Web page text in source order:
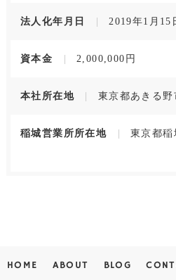
法人化年月日 2019年1月15
資本金 2,000,000円
本社所在地 東京都あきる
稲城営業所所在地 東京都稲
HOME ABOUT BLOG